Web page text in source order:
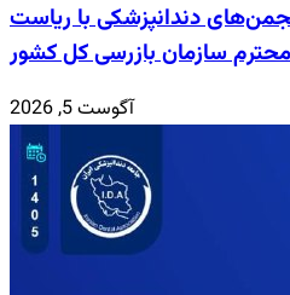
دندانپزشکی با ریاست
محترم سازمان بازرسی کل کشور
آگوست 5, 2026